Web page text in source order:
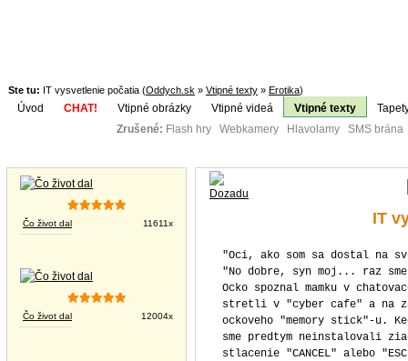
Ste tu: IT vysvetlenie počatia (Oddych.sk » Vtipné texty » Erotika)
Úvod CHAT! Vtipné obrázky Vtipné videá Vtipné texty
Zrušené: Flash hry Webkamery Hlavolamy SMS
Čo život dal 11611x
Čo život dal 12004x
IT
"Oci, ako som sa dostal na
"No dobre, syn moj... raz
Ocko spoznal mamku v
stretli v "cyber cafe" a na
ockoveho "memory stick"-u.
sme predtym neinstalovali
stlacenie "CANCEL" alebo